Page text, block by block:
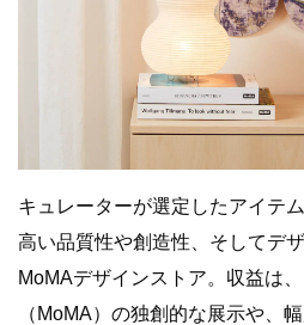
キュレーターが選定したアイテ
高い品質性や創造性、そしてデ
MoMAデザインストア。収益は
（MoMA）の独創的な展示や、